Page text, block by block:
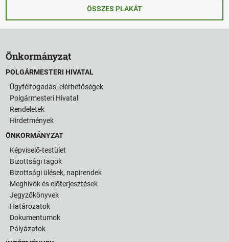
ÖSSZES PLAKÁT
Önkormányzat
POLGÁRMESTERI HIVATAL
Ügyfélfogadás, elérhetőségek
Polgármesteri Hivatal
Rendeletek
Hirdetmények
ÖNKORMÁNYZAT
Képviselő-testület
Bizottsági tagok
Bizottsági ülések, napirendek
Meghívók és előterjesztések
Jegyzőkönyvek
Határozatok
Dokumentumok
Pályázatok